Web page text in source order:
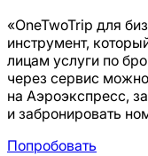
«OneTwoTrip для
инструмент,
лицам услуги по
через сервис
на Аэроэкспресс,
и забронировать
Попробовать